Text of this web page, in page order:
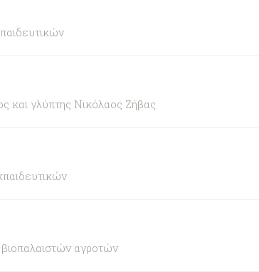
γλύπτης Νικόλαος Ζήβας
αγροτών